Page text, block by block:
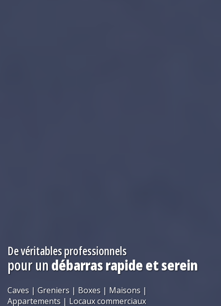
De véritables professionnels
pour undébarras rapide et serein
Caves | Greniers | Boxes | Maisons |
Appartements | Locaux commerciaux